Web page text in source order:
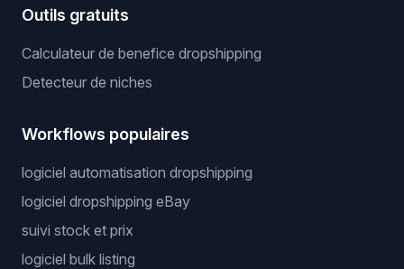
Outils gratuits
Calculateur de benefice dropshipping
Detecteur de niches
Workflows populaires
logiciel automatisation dropshipping
logiciel dropshipping eBay
suivi stock et prix
logiciel bulk listing